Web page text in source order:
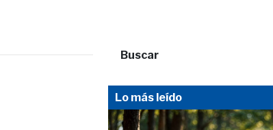
Buscar
Lo más leído